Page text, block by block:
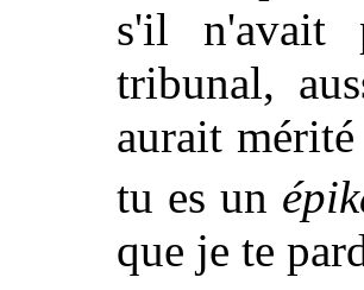
s'il n'avait
tribunal,
aurait
tu es un
que je te